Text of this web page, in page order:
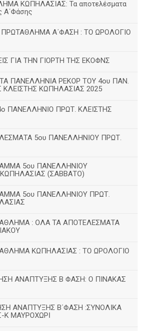
ΚΩΠΗΛΑΣΙΑΣ: Τα αποτελέσματα
Α΄Φάσης
Α΄ΦΑΣΗ : ΤΟ ΩΡΟΛΟΓΙΟ
ΓΙΑ ΤΗΝ ΓΙΟΡΤΗ ΤΗΣ ΕΚΟΦΝΣ
ΠΑΝΕΛΛΗΝΙΑ ΡΕΚΟΡ ΤΟΥ 4ου ΠΑΝ.
ΚΩΠΗΛΑΣΙΑΣ 2025
ΠΑΝΕΛΛΗΝΙΟ ΠΡΩΤ. ΚΛΕΙΣΤΗΣ
5ου ΠΑΝΕΛΛΗΝΙΟΥ ΠΡΩΤ.
5ου ΠΑΝΕΛΛΗΝΙΟΥ
(ΣΑΒΒΑΤΟ)
5ου ΠΑΝΕΛΛΗΝΙΟΥ ΠΡΩΤ.
: ΟΛΑ ΤΑ ΑΠΟΤΕΛΕΣΜΑΤΑ
ΚΩΠΗΛΑΣΙΑΣ : ΤΟ ΩΡΟΛΟΓΙΟ
ΑΝΑΠΤΥΞΗΣ Β ΦΑΣΗ: Ο ΠΙΝΑΚΑΣ
ΑΝΑΠΤΥΞΗΣ Β΄ΦΑΣΗ :ΣΥΝΟΛΙΚΑ
ΜΑΥΡΟΧΩΡΙ